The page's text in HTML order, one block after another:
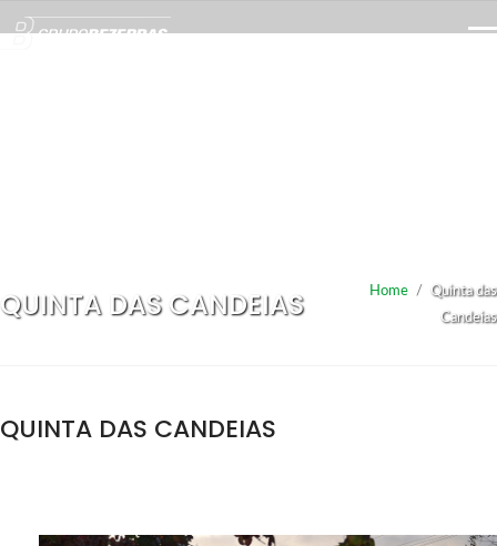
QUINTA DAS CANDEIAS Home /
Quinta das
Candeias
QUINTA DAS CANDEIAS